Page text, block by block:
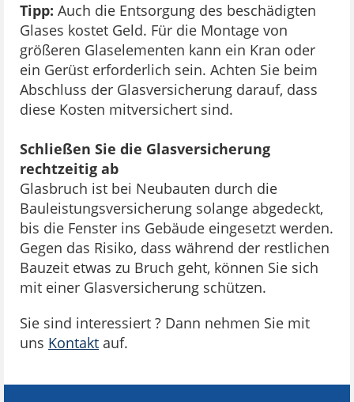
Tipp: Auch die Entsorgung des beschädigten
Glases kostet Geld. Für die Montage von
größeren Glaselementen kann ein Kran oder
ein Gerüst erforderlich sein. Achten Sie beim
Abschluss der Glasversicherung darauf, dass
diese Kosten mitversichert sind.
Schließen Sie die Glasversicherung
rechtzeitig ab
Glasbruch ist bei Neubauten durch die
Bauleistungsversicherung solange abgedeckt,
bis die Fenster ins Gebäude eingesetzt werden.
Gegen das Risiko, dass während der restlichen
Bauzeit etwas zu Bruch geht, können Sie sich
mit einer Glasversicherung schützen.
Sie sind interessiert ? Dann nehmen Sie mit
uns Kontakt auf.